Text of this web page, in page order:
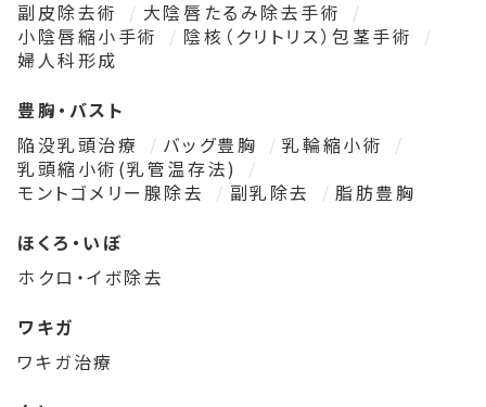
副皮除去術
大陰唇たるみ除去手術
小陰唇縮小手術
陰核（クリトリス）包茎手術
婦人科形成
豊胸・バスト
陥没乳頭治療
バッグ豊胸
乳輪縮小術
乳頭縮小術(乳管温存法)
モントゴメリー腺除去
副乳除去
脂肪豊胸
ほくろ・いぼ
ホクロ・イボ除去
ワキガ
ワキガ治療